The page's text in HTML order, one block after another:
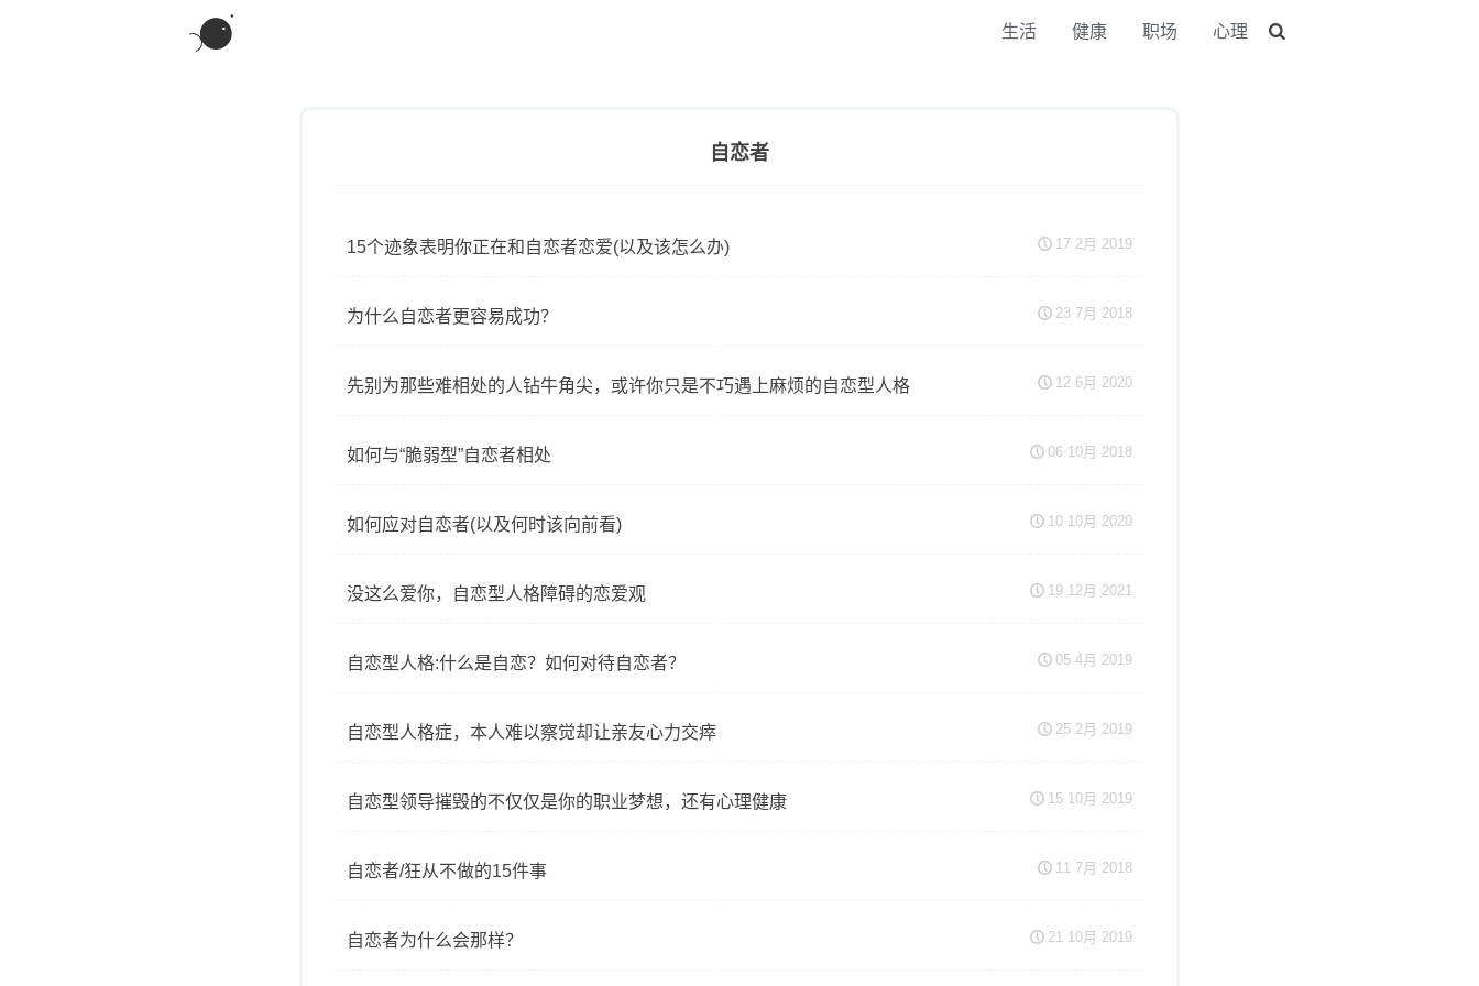
生活 健康 职场 心理
自恋者
15个迹象表明你正在和自恋者恋爱(以及该怎么办) 17 2月 2019
为什么自恋者更容易成功？ 23 7月 2018
先别为那些难相处的人钻牛角尖，或许你只是不巧遇上麻烦的自恋型人格 12 6月 2020
如何与“脆弱型”自恋者相处 06 10月 2018
如何应对自恋者(以及何时该向前看) 10 10月 2020
没这么爱你，自恋型人格障碍的恋爱观 19 12月 2021
自恋型人格:什么是自恋？如何对待自恋者？ 05 4月 2019
自恋型人格症，本人难以察觉却让亲友心力交瘁 25 2月 2019
自恋型领导摧毁的不仅仅是你的职业梦想，还有心理健康 15 10月 2019
自恋者/狂从不做的15件事 11 7月 2018
自恋者为什么会那样？ 21 10月 2019